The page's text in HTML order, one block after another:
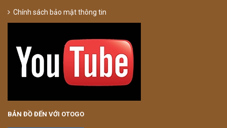
Chính sách bảo mật thông tin
BẢN ĐỒ ĐẾN VỚI OTOGO